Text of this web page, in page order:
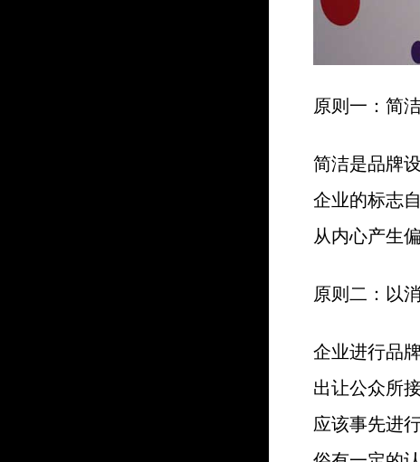
原则一：简
简洁是品牌
企业的标志
从内心产生
原则二：以
企业进行品
出让公众所
应该事先进